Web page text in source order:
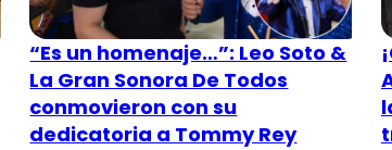
“Es un homenaje…”: Leo Soto &
La Gran Sonora De Todos
conmovieron con su
dedicatoria a Tommy Rey